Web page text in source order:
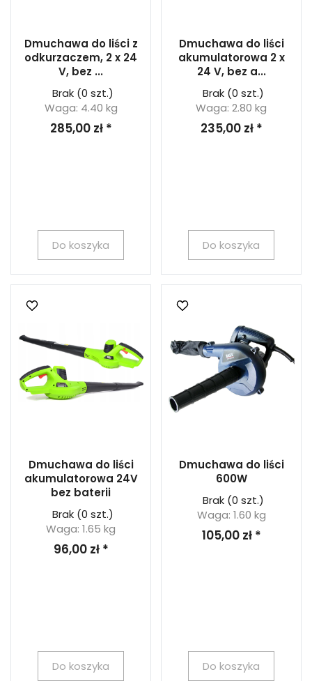
Dmuchawa do liści z
odkurzaczem, 2 x 24
V, bez ...
Brak(0 szt.)
Waga: 4.40 kg
285,00 zł *
Do koszyka
Dmuchawa do liści
akumulatorowa 2 x
24 V, bez a...
Brak(0 szt.)
Waga: 2.80 kg
235,00 zł *
Do koszyka
Dmuchawa do liści
akumulatorowa 24V
bez baterii
Brak(0 szt.)
Waga: 1.65 kg
96,00 zł *
Do koszyka
Dmuchawa do liści
600W
Brak(0 szt.)
Waga: 1.60 kg
105,00 zł *
Do koszyka